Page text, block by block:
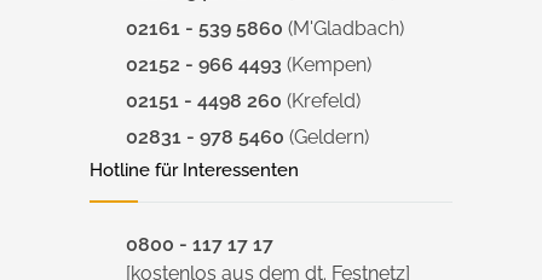
02161 - 539 5860 (M'Gladbach)
02152 - 966 4493 (Kempen)
02151 - 4498 260 (Krefeld)
02831 - 978 5460 (Geldern)
Hotline für Interessenten
0800 - 117 17 17
[kostenlos aus dem dt. Festnetz]